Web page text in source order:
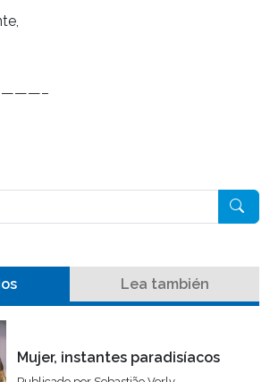
Lea también
Mujer, instantes paradisíacos